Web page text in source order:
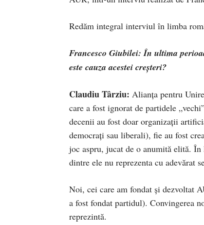
Redăm integral interviul în limba
Francesco Giubilei: În ultima
este cauza acestei creșteri?
Claudiu Târziu: Alianța pentru
care a fost ignorat de partidele
decenii au fost doar organizații
democrați sau liberali), fie au fost
joc aspru, jucat de o anumită elită.
dintre ele nu reprezenta cu adevărat
Noi, cei care am fondat și dezvoltat
a fost fondat partidul). Convingerea
reprezintă.